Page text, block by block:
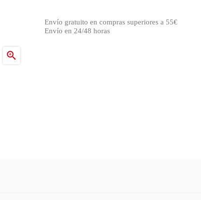

Envío gratuito en compras superiores a 55€
Envío en 24/48 horas